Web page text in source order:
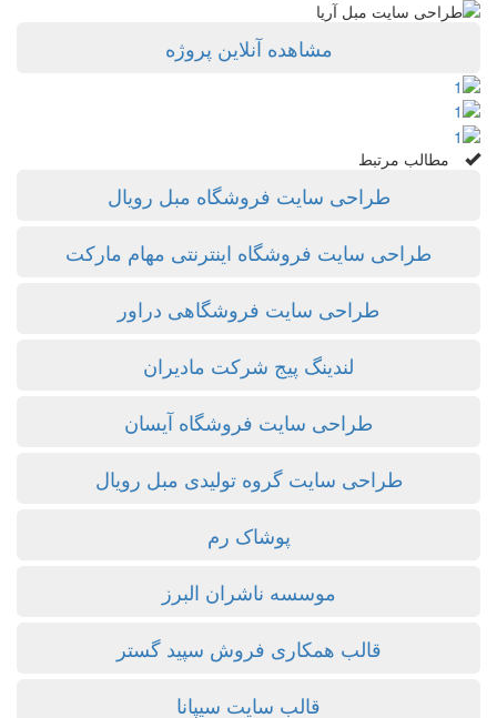
مشاهده آنلاین پروژه
مطالب مرتبط
طراحی سایت فروشگاه مبل رویال
طراحی سایت فروشگاه اینترنتی مهام مارکت
طراحی سایت فروشگاهی دراور
لندینگ پیج شرکت مادیران
طراحی سایت فروشگاه آیسان
طراحی سایت گروه تولیدی مبل رویال
پوشاک رم
موسسه ناشران البرز
قالب همکاری فروش سپید گستر
قالب سایت سیپانا